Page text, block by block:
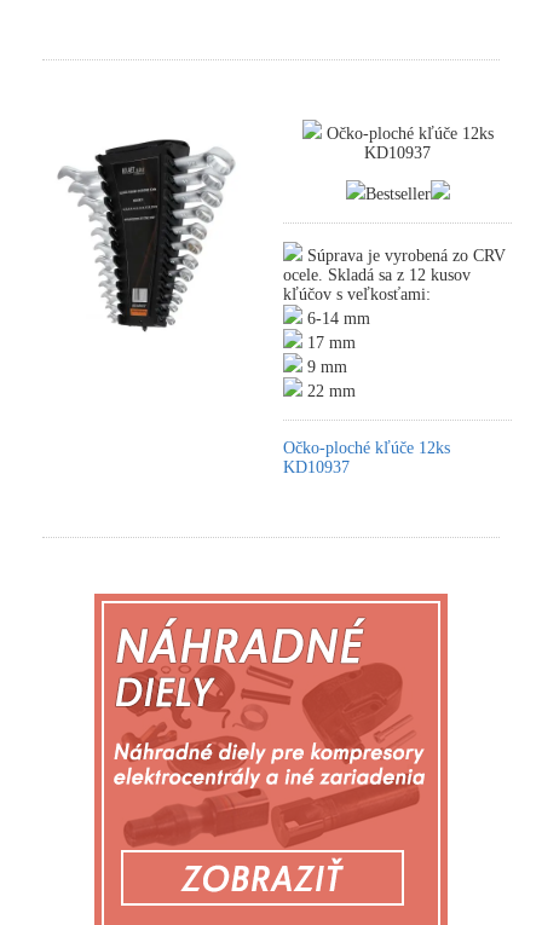
Očko-ploché kľúče 12ks
KD10937
Bestseller
Súprava je vyrobená zo CRV
ocele. Skladá sa z 12 kusov
kľúčov s veľkosťami:
6-14 mm
17 mm
9 mm
22 mm
Očko-ploché kľúče 12ks
KD10937